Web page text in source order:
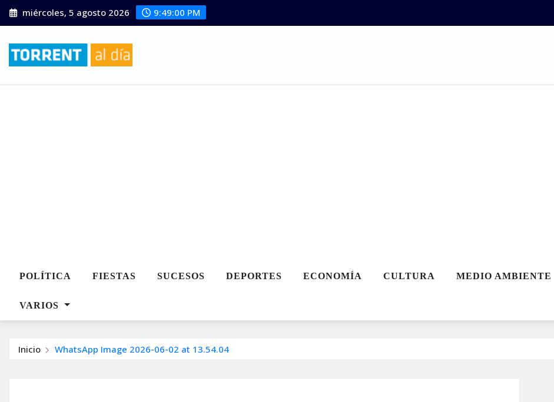
Saltar
al
miércoles, 5 agosto 2026 9:49:01 PM
POLÍTICA FIESTAS SUCESOS DEPORTES ECONOMÍA CULTURA MEDIO AMBIENTE
VARIOS
Inicio WhatsApp Image 2026-06-02 at 13.54.04